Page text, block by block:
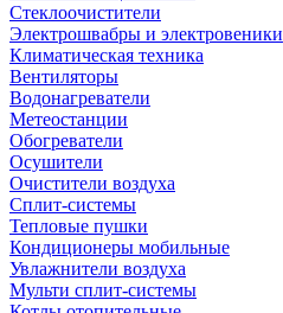
Стеклоочистители
Электрошвабры и электровеники
Климатическая техника
Вентиляторы
Водонагреватели
Метеостанции
Обогреватели
Осушители
Очистители воздуха
Сплит-системы
Тепловые пушки
Кондиционеры мобильные
Увлажнители воздуха
Мульти сплит-системы